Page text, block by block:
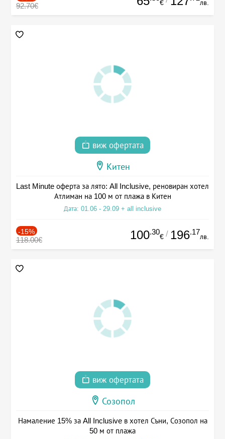
92.70€ € лв.
виж офертата
Китен
Last Minute оферта за лято: All Inclusive, реновиран хотел
Атлиман на 100 м от плажа в Китен
Дата: 01.06 - 29.09 + all inclusive
-15%
118.00€ 100.30
€ / 196.17
лв.
виж офертата
Созопол
Намаление 15% за All Inclusive в хотел Съни, Созопол на
50 м от плажа